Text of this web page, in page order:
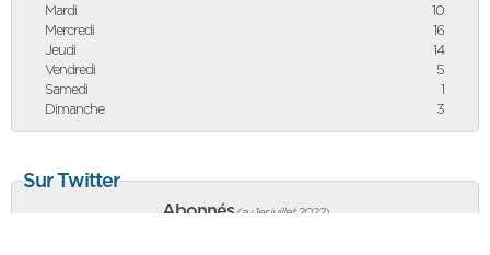
Mardi
10
Mercredi
16
Jeudi
14
Vendredi
5
Samedi
1
Dimanche
3
Sur Twitter
Abonnés (au 1er juillet 2022)